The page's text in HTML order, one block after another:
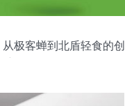
极客蝉到北盾轻食的创